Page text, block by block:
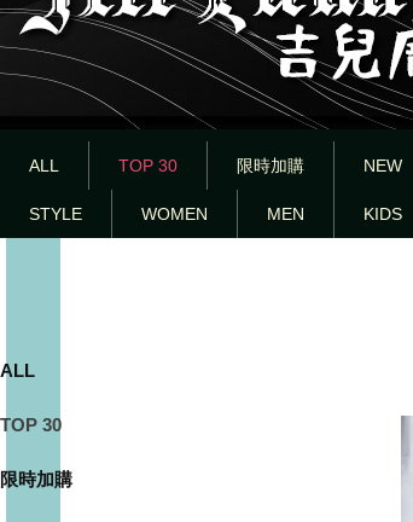
ALL TOP 30 限時加購 NEW
STYLE WOMEN MEN KIDS
ALL
TOP 30
限時加購